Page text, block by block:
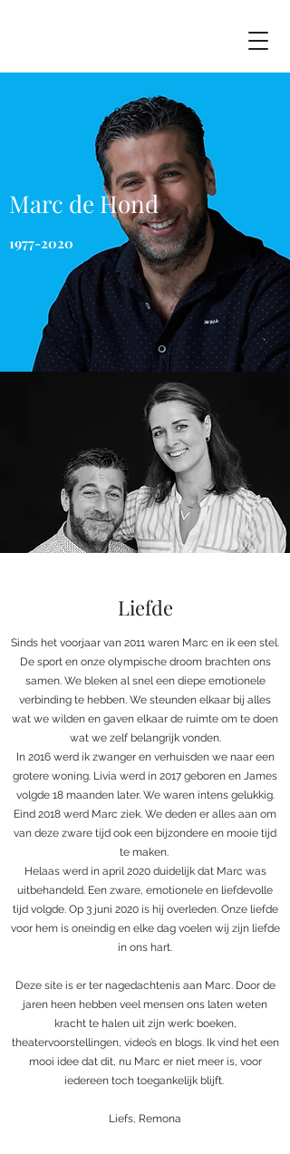
Marc de Hond
1977-2020
Liefde
Sinds het voorjaar van 2011 waren Marc en ik een stel.
De sport en onze olympische droom brachten ons
samen. We bleken al snel een diepe emotionele
verbinding te hebben. We steunden elkaar bij alles
wat we wilden en gaven elkaar de ruimte om te doen
wat we zelf belangrijk vonden.
In 2016 werd ik zwanger en verhuisden we naar een
grotere woning. Livia werd in 2017 geboren en James
volgde 18 maanden later. We waren intens gelukkig.
Eind 2018 werd Marc ziek. We deden er alles aan om
van deze zware tijd ook een bijzondere en mooie tijd
te maken.
Helaas werd in april 2020 duidelijk dat Marc was
uitbehandeld. Een zware, emotionele en liefdevolle
tijd volgde. Op 3 juni 2020 is hij overleden. Onze liefde
voor hem is oneindig en elke dag voelen wij zijn liefde
in ons hart.
Deze site is er ter nagedachtenis aan Marc. Door de
jaren heen hebben veel mensen ons laten weten
kracht te halen uit zijn werk: boeken,
theatervoorstellingen, video’s en blogs. Ik vind het een
mooi idee dat dit, nu Marc er niet meer is, voor
iedereen toch toegankelijk blijft.
Liefs, Remona